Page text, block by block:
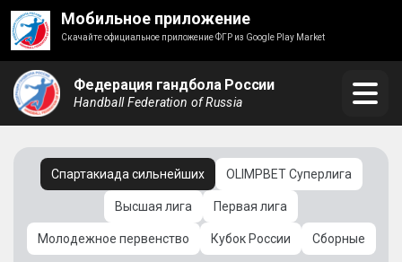
Мобильное приложение
Скачайте официальное приложение ФГР из Google Play Market
Федерация гандбола России
Handball Federation of Russia
Спартакиада сильнейших OLIMPBET Суперлига
Высшая лига Первая лига
Молодежное первенство Кубок России Сборные